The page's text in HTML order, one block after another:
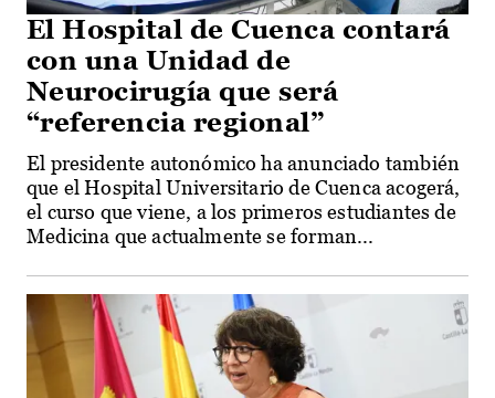
El Hospital de Cuenca contará
con una Unidad de
Neurocirugía que será
“referencia regional”
El presidente autonómico ha anunciado también
que el Hospital Universitario de Cuenca acogerá,
el curso que viene, a los primeros estudiantes de
Medicina que actualmente se forman...